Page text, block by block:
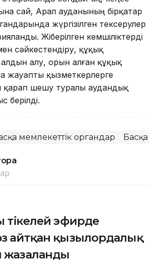
сай, Арал ауданының бірқатар
жүргізілген тексерулер
Жіберілген кемшіліктерді
сәйкестендіру, құқық
алу, орын алған құқық
жауапты қызметкерлерге
қарап шешу туралы аудандық
берілді.
мемлекеттік органдар Басқа
тікелей эфирде
айтқан қызылордалық
жазаланды